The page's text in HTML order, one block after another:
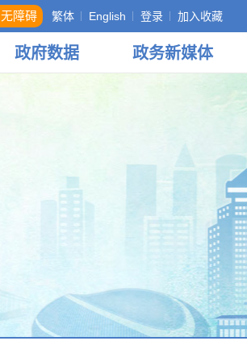
无障碍 繁体 English 登录 加入收藏
政府数据 政务新媒体